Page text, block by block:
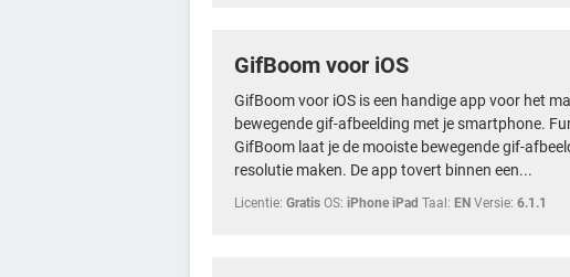
GifBoom voor iOS
GifBoom voor iOS is een handige app voor het
bewegende gif-afbeelding met je smartphone.
GifBoom laat je de mooiste bewegende gif-
resolutie maken. De app tovert binnen een...
Licentie: Gratis OS: iPhone iPad Taal: EN Versie: 6.1.1